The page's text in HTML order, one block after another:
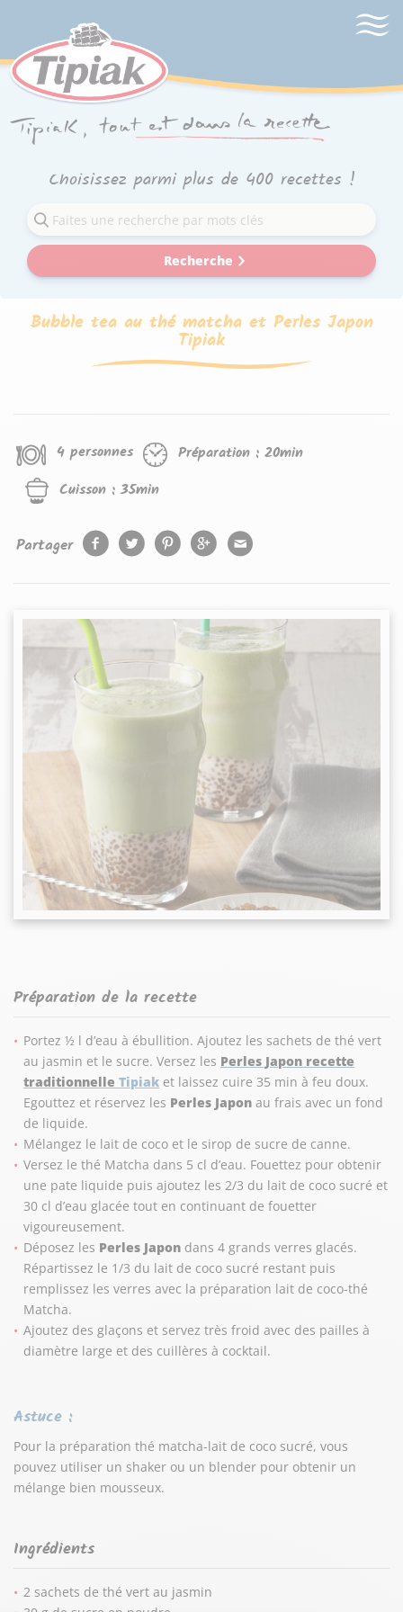
Choisissez parmi plus de 400 recettes !
Recherche
Bubble tea au thé matcha et Perles Japon
Tipiak
4 personnes Préparation : 20min
Cuisson : 35min
Partager
Préparation de la recette
Portez ½ l d’eau à ébullition. Ajoutez les sachets de thé vert
au jasmin et le sucre. Versez les Perles Japon recette
traditionnelle Tipiak et laissez cuire 35 min à feu doux.
Egouttez et réservez les Perles Japon au frais avec un fond
de liquide.
Mélangez le lait de coco et le sirop de sucre de canne.
Versez le thé Matcha dans 5 cl d’eau. Fouettez pour obtenir
une pate liquide puis ajoutez les 2/3 du lait de coco sucré et
30 cl d’eau glacée tout en continuant de fouetter
vigoureusement.
Déposez les Perles Japon dans 4 grands verres glacés.
Répartissez le 1/3 du lait de coco sucré restant puis
remplissez les verres avec la préparation lait de coco-thé
Matcha.
Ajoutez des glaçons et servez très froid avec des pailles à
diamètre large et des cuillères à cocktail.
Astuce :
Pour la préparation thé matcha-lait de coco sucré, vous
pouvez utiliser un shaker ou un blender pour obtenir un
mélange bien mousseux.
Ingrédients
2 sachets de thé vert au jasmin